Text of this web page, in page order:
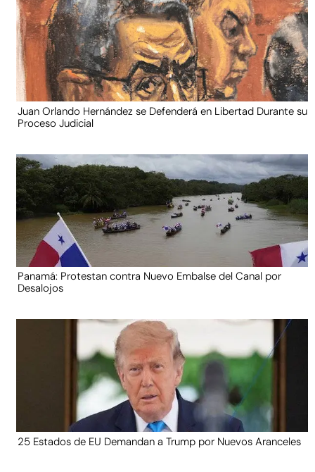
Juan Orlando Hernández se Defenderá en Libertad Durante su
Proceso Judicial
Panamá: Protestan contra Nuevo Embalse del Canal por
Desalojos
25 Estados de EU Demandan a Trump por Nuevos Aranceles